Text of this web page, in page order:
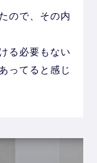
ので、その内
る必要もない
ってると感じ